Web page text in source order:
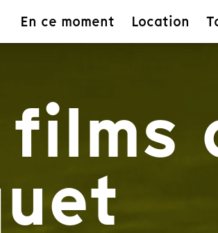
En ce moment Location
films